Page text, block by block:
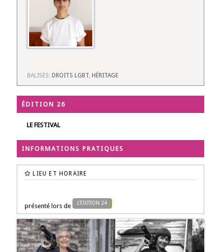
BALISES: DROITS LGBT, HÉRITAGE
ÉDITION 26
LE FESTIVAL
INFORMATIONS PRATIQUES
LIEU ET HORAIRE
présenté lors de L'ÉDITION 24